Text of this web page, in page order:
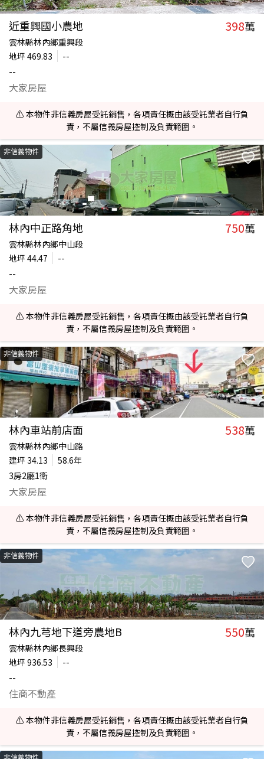
近重興國小農地 398萬
雲林縣林內鄉重興段
地坪 469.83
--
--
大家房屋
⚠️ 本物件非信義房屋受託銷售，各項責任概由該受託業者自行負
責，不屬信義房屋控制及負責範圍。
非信義物件
林內中正路角地 750萬
雲林縣林內鄉中山段
地坪 44.47
--
--
大家房屋
⚠️ 本物件非信義房屋受託銷售，各項責任概由該受託業者自行負
責，不屬信義房屋控制及負責範圍。
非信義物件
林內車站前店面 538萬
雲林縣林內鄉中山路
建坪 34.13
58.6年
3房2廳1衛
大家房屋
⚠️ 本物件非信義房屋受託銷售，各項責任概由該受託業者自行負
責，不屬信義房屋控制及負責範圍。
非信義物件
林內九芎地下道旁農地B 550萬
雲林縣林內鄉長興段
地坪 936.53
--
--
住商不動產
⚠️ 本物件非信義房屋受託銷售，各項責任概由該受託業者自行負
責，不屬信義房屋控制及負責範圍。
非信義物件